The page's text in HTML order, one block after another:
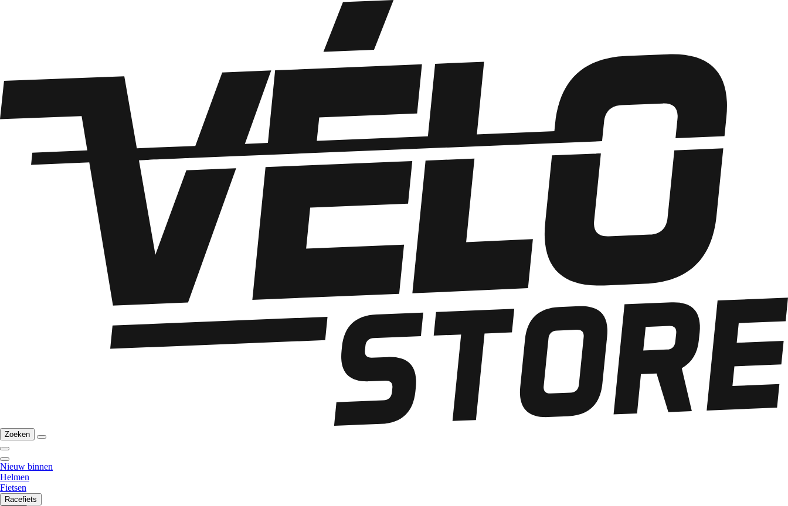
Zoeken
Nieuw binnen
Helmen
Fietsen
Racefiets